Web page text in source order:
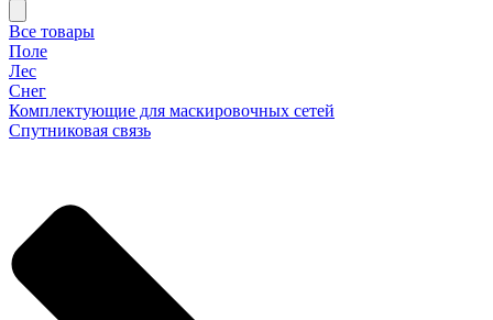
Все товары
Поле
Лес
Снег
Комплектующие для маскировочных сетей
Спутниковая связь